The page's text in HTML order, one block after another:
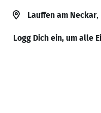
Lauffen am Neckar,
Logg Dich ein, um alle